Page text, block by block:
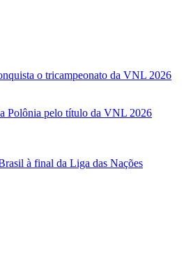
o tricampeonato da VNL 2026
Polônia pelo título da VNL 2026
à final da Liga das Nações